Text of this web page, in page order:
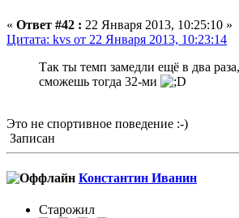
« Ответ #42 : 22 Января 2013, 10:25:10 »
Цитата: kvs от 22 Января 2013, 10:23:14
Так ты темп замедли ещё в два раза,
сможешь тогда 32-ми
Это не спортивное поведение :-)
Записан
Константин Иванин
Старожил